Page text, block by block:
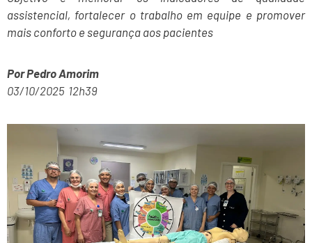
assistencial, fortalecer o trabalho em equipe e promover
mais conforto e segurança aos pacientes
Por Pedro Amorim
03/10/2025 12h39